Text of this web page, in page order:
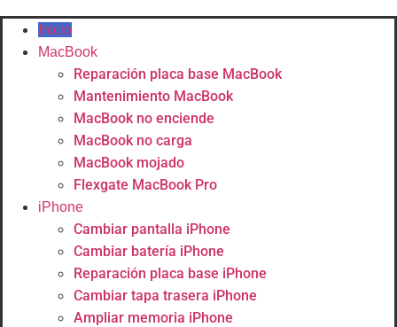
Inicio
MacBook
Reparación placa base MacBook
Mantenimiento MacBook
MacBook no enciende
MacBook no carga
MacBook mojado
Flexgate MacBook Pro
iPhone
Cambiar pantalla iPhone
Cambiar batería iPhone
Reparación placa base iPhone
Cambiar tapa trasera iPhone
Ampliar memoria iPhone